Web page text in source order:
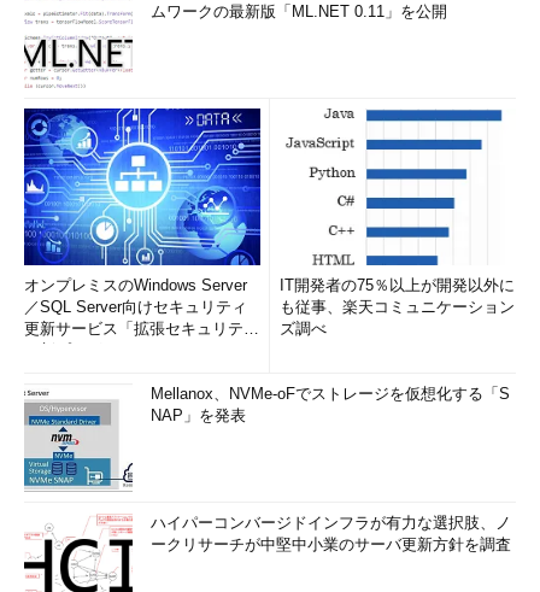
ムワークの最新版「ML.NET 0.11」を公開
オンプレミスのWindows Server
／SQL Server向けセキュリティ
更新サービス「拡張セキュリティ
IT開発者の75％以上が開発以外に
も従事、楽天コミュニケーション
ズ調べ
Mellanox、NVMe-oFでストレージを仮想化する「S
NAP」を発表
ハイパーコンバージドインフラが有力な選択肢、ノ
ークリサーチが中堅中小業のサーバ更新方針を調査